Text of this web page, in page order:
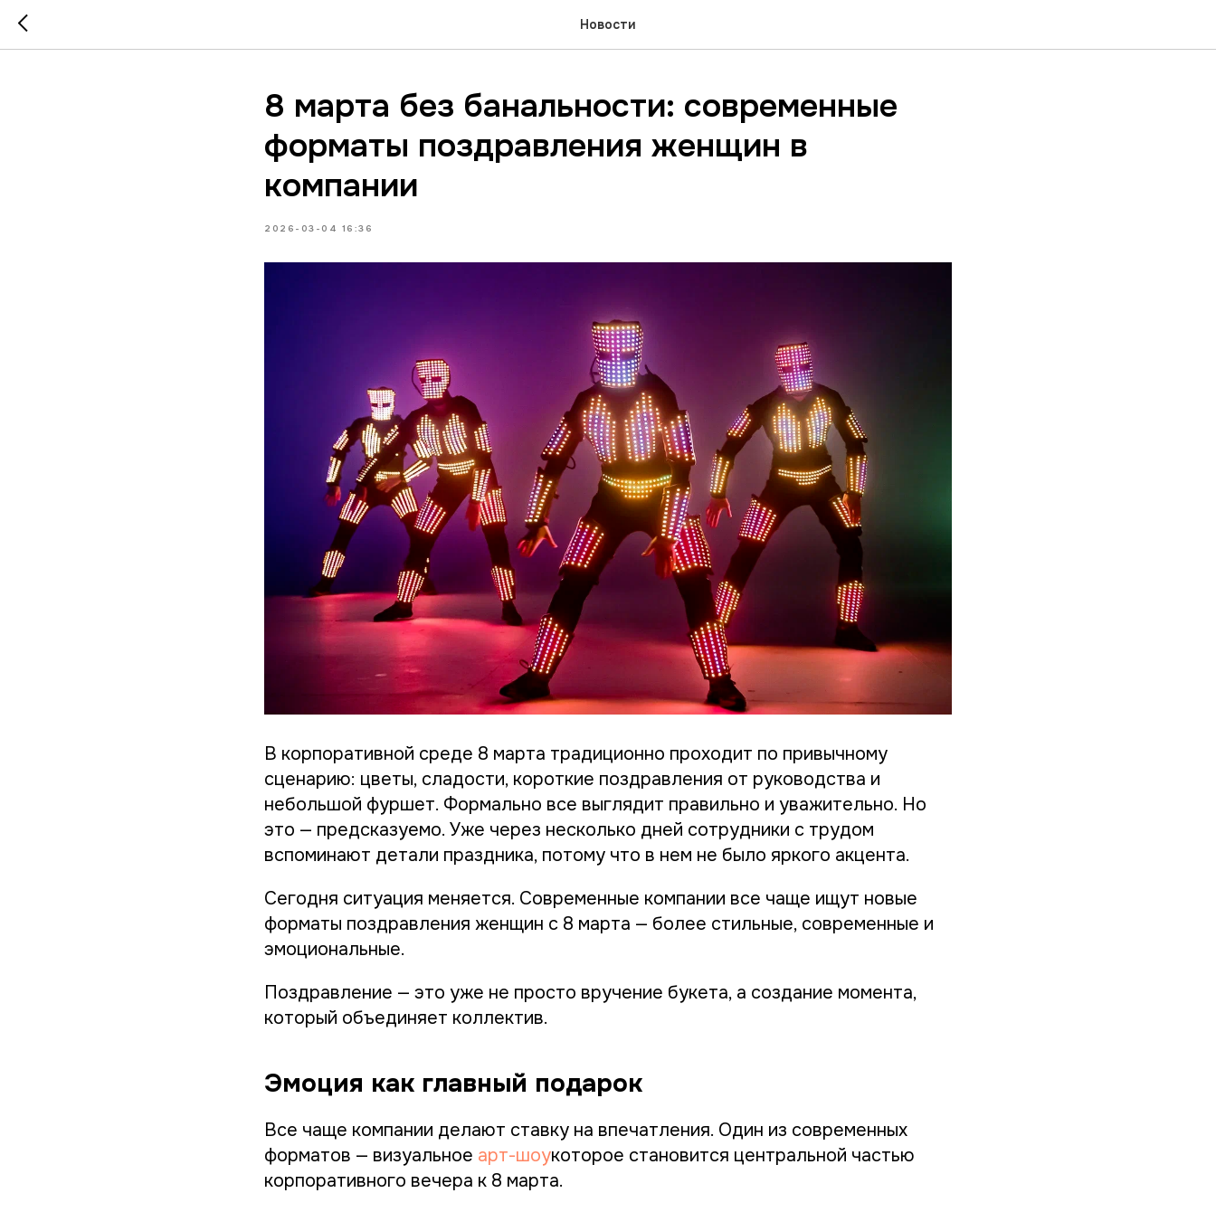
Новости
8 марта без банальности: современные
форматы поздравления женщин в
компании
2026-03-04 16:36
В корпоративной среде 8 марта традиционно проходит по привычному
сценарию: цветы, сладости, короткие поздравления от руководства и
небольшой фуршет. Формально все выглядит правильно и уважительно. Но
это — предсказуемо. Уже через несколько дней сотрудники с трудом
вспоминают детали праздника, потому что в нем не было яркого акцента.
Сегодня ситуация меняется. Современные компании все чаще ищут новые
форматы поздравления женщин с 8 марта — более стильные, современные и
эмоциональные.
Поздравление — это уже не просто вручение букета, а создание момента,
который объединяет коллектив.
Эмоция как главный подарок
Все чаще компании делают ставку на впечатления. Один из современных
форматов — визуальное арт-шоукоторое становится центральной частью
корпоративного вечера к 8 марта.